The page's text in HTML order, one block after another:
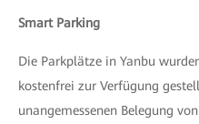
Smart Parking
Die Parkplätze in Yanbu
kostenfrei zur Verfügung
unangemessenen Belegung